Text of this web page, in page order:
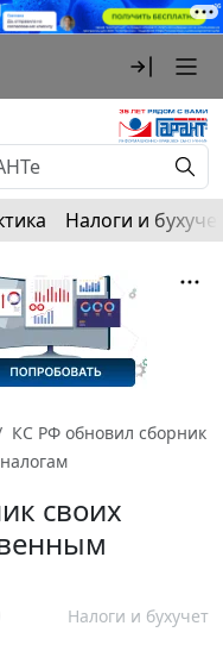
Налоги и
КС РФ обновил сборник
своих
Налоги и бухучет